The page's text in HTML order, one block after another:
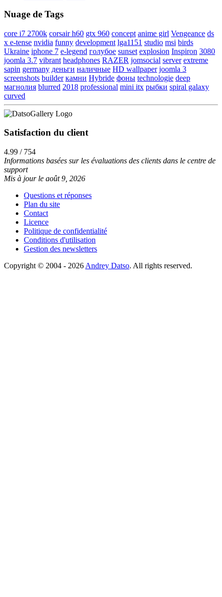
Nuage de Tags
core i7 2700k corsair h60 gtx 960 concept anime girl Vengeance ds
x e-tense nvidia funny development lga1151 studio msi birds
Ukraine iphone 7 e-legend голубое sunset explosion Inspiron 3080
joomla 3.7 vibrant headphones RAZER jomsocial server extreme
sapin germany деньги наличные HD wallpaper joomla 3
screenshots builder камни Hybride фоны technologie deep
магнолия blurred 2018 professional mini itx рыбки spiral galaxy
curved
Satisfaction du client
4.99 / 754
Informations basées sur les évaluations des clients dans le centre de
support
Mis à jour le août 9, 2026
Questions et réponses
Plan du site
Contact
Licence
Politique de confidentialité
Conditions d'utilisation
Gestion des newsletters
Copyright © 2004 - 2026 Andrey Datso. All rights reserved.